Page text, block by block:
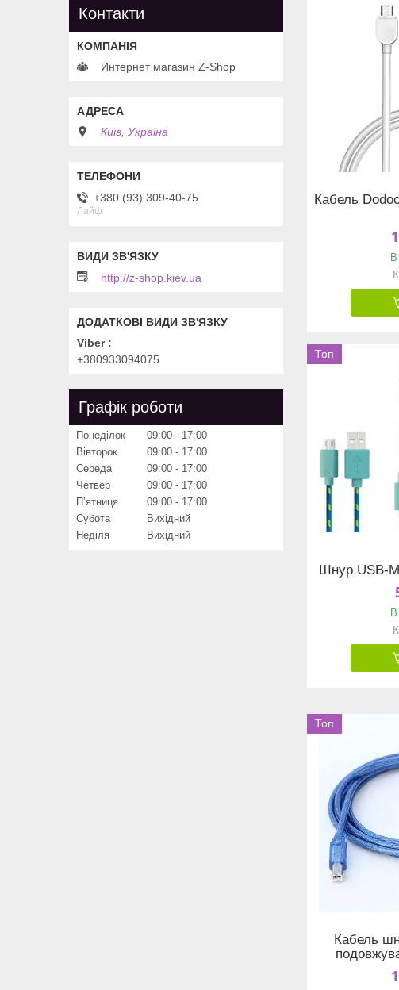
Кабель
В
Топ
Шнур USB-
В
Топ
Кабель
Контакти
Интернет магазин Z-Shop
Київ, Україна
+380 (93) 309-40-75
Лайф
http://z-shop.kiev.ua
Viber
+380933094075
Графік роботи
Понеділок 09:00
17:00
Вівторок
09:00
17:00
Середа
09:00
17:00
Четвер
09:00
17:00
Пʼятниця
09:00
17:00
Субота
Вихідний
Неділя
Вихідний